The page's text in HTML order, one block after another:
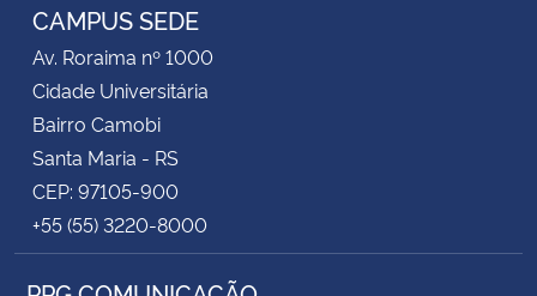
CAMPUS SEDE
Av. Roraima nº 1000
Cidade Universitária
Bairro Camobi
Santa Maria - RS
CEP: 97105-900
+55 (55) 3220-8000